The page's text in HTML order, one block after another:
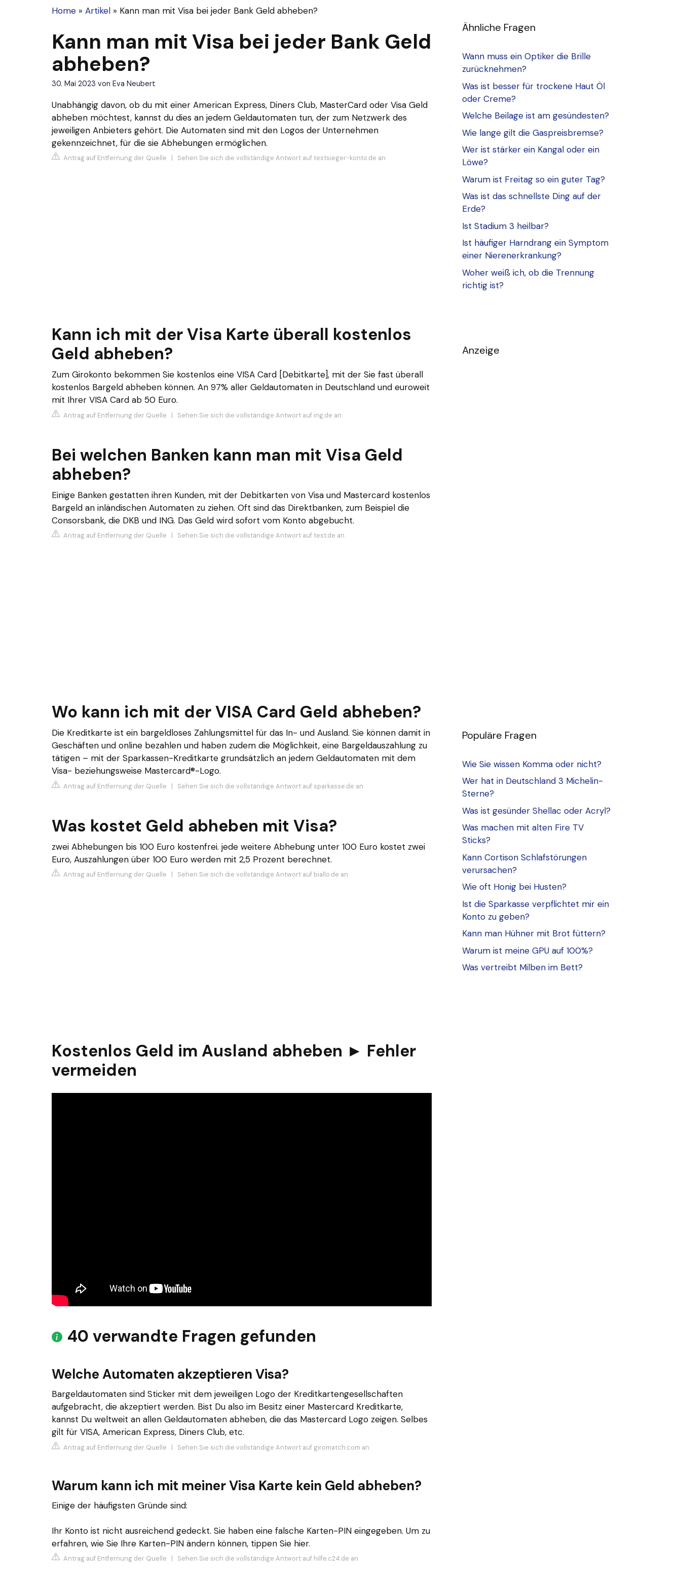
Home » Artikel » Kann man mit Visa bei jeder Bank Geld abheben?
Kann man mit Visa bei jeder Bank Geld
abheben?
30. Mai 2023 von Eva Neubert
Unabhängig davon, ob du mit einer American Express, Diners Club, MasterCard oder Visa Geld
abheben möchtest, kannst du dies an jedem Geldautomaten tun, der zum Netzwerk des
jeweiligen Anbieters gehört. Die Automaten sind mit den Logos der Unternehmen
gekennzeichnet, für die sie Abhebungen ermöglichen.
Antrag auf Entfernung der Quelle | Sehen Sie sich die vollständige Antwort auf testsieger-konto.de an
Kann ich mit der Visa Karte überall kostenlos
Geld abheben?
Zum Girokonto bekommen Sie kostenlos eine VISA Card [Debitkarte], mit der Sie fast überall
kostenlos Bargeld abheben können. An 97% aller Geldautomaten in Deutschland und euroweit
mit Ihrer VISA Card ab 50 Euro.
Antrag auf Entfernung der Quelle | Sehen Sie sich die vollständige Antwort auf ing.de an
Bei welchen Banken kann man mit Visa Geld
abheben?
Einige Banken gestatten ihren Kunden, mit der Debitkarten von Visa und Mastercard kostenlos
Bargeld an inländischen Automaten zu ziehen. Oft sind das Direktbanken, zum Beispiel die
Consorsbank, die DKB und ING. Das Geld wird sofort vom Konto abgebucht.
Antrag auf Entfernung der Quelle | Sehen Sie sich die vollständige Antwort auf test.de an
Wo kann ich mit der VISA Card Geld abheben?
Die Kreditkarte ist ein bargeldloses Zahlungsmittel für das In- und Ausland. Sie können damit in
Geschäften und online bezahlen und haben zudem die Möglichkeit, eine Bargeldauszahlung zu
tätigen – mit der Sparkassen-Kreditkarte grundsätzlich an jedem Geldautomaten mit dem
Visa- beziehungsweise Mastercard®-Logo.
Antrag auf Entfernung der Quelle | Sehen Sie sich die vollständige Antwort auf sparkasse.de an
Was kostet Geld abheben mit Visa?
zwei Abhebungen bis 100 Euro kostenfrei. jede weitere Abhebung unter 100 Euro kostet zwei
Euro, Auszahlungen über 100 Euro werden mit 2,5 Prozent berechnet.
Antrag auf Entfernung der Quelle | Sehen Sie sich die vollständige Antwort auf biallo.de an
Kostenlos Geld im Ausland abheben ► Fehler
vermeiden
40 verwandte Fragen gefunden
Welche Automaten akzeptieren Visa?
Bargeldautomaten sind Sticker mit dem jeweiligen Logo der Kreditkartengesellschaften
aufgebracht, die akzeptiert werden. Bist Du also im Besitz einer Mastercard Kreditkarte,
kannst Du weltweit an allen Geldautomaten abheben, die das Mastercard Logo zeigen. Selbes
gilt für VISA, American Express, Diners Club, etc.
Antrag auf Entfernung der Quelle | Sehen Sie sich die vollständige Antwort auf giromatch.com an
Warum kann ich mit meiner Visa Karte kein Geld abheben?
Einige der häufigsten Gründe sind:
Ihr Konto ist nicht ausreichend gedeckt. Sie haben eine falsche Karten-PIN eingegeben. Um zu
erfahren, wie Sie Ihre Karten-PIN ändern können, tippen Sie hier.
Antrag auf Entfernung der Quelle Sehen Sie sich die vollständige Antwort auf hilfe.c24.de an
Ähnliche Fragen
Wann muss ein Optiker die Brille
zurücknehmen?
Was ist besser für trockene Haut Öl
oder Creme?
Welche Beilage ist am gesündesten?
Wie lange gilt die Gaspreisbremse?
Wer ist stärker ein Kangal oder ein
Löwe?
Warum ist Freitag so ein guter Tag?
Was ist das schnellste Ding auf der
Erde?
Ist Stadium 3 heilbar?
Ist häufiger Harndrang ein Symptom
einer Nierenerkrankung?
Woher weiß ich, ob die Trennung
richtig ist?
Anzeige
Populäre Fragen
Wie Sie wissen Komma oder nicht?
Wer hat in Deutschland 3 Michelin-
Sterne?
Was ist gesünder Shellac oder Acryl?
Was machen mit alten Fire TV
Sticks?
Kann Cortison Schlafstörungen
verursachen?
Wie oft Honig bei Husten?
Ist die Sparkasse verpflichtet mir ein
Konto zu geben?
Kann man Hühner mit Brot füttern?
Warum ist meine GPU auf 100%?
Was vertreibt Milben im Bett?